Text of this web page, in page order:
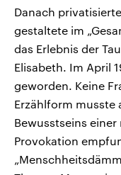
Danach
gestaltete im
das Erlebnis der
Elisabeth. Im April
geworden. Keine
Erzählform musste
Bewusstseins
Provokation